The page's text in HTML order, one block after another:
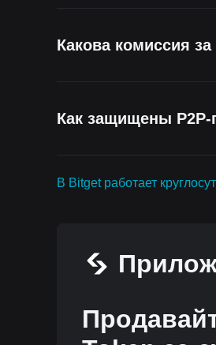
Какова комиссия
Как защищены
В Bitget работает